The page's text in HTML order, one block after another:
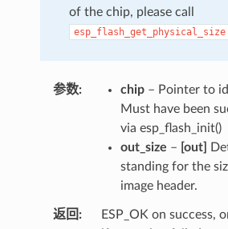
of the chip, please call
esp_flash_get_physical_size
参数 chip– Pointer to
Must have been
via esp_flash_init()
out_size – [out]
standing for the
image header.
返回
ESP_OK on success,